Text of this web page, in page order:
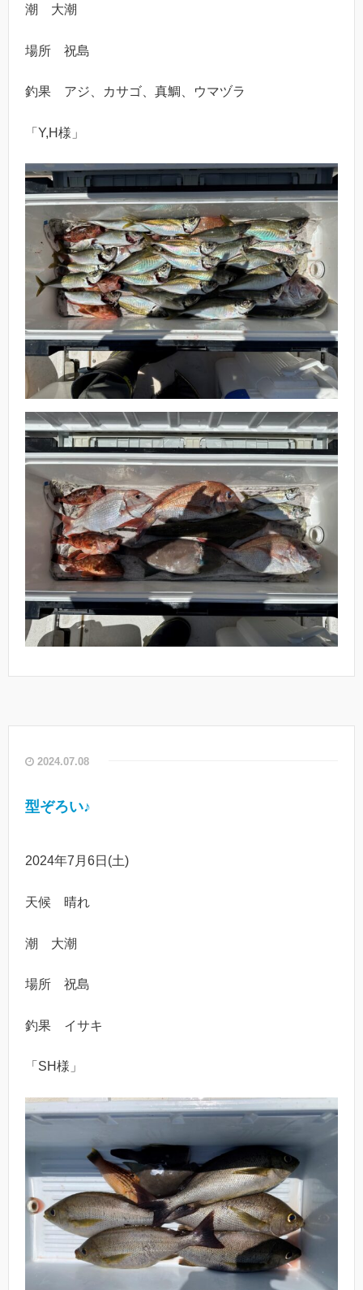
潮 大潮
場所 祝島
釣果 アジ、カサゴ、真鯛、ウマヅラ
「Y,H様」
2024.07.08
型ぞろい♪
2024年7月6日(土)
天候 晴れ
潮 大潮
場所 祝島
釣果 イサキ
「SH様」